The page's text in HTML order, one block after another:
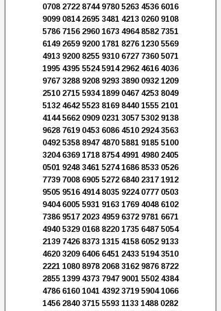
0708 2722 8744 9780 5263 4536 6016
9099 0814 2695 3481 4213 0260 9108
5786 7156 2960 1673 4964 8582 7351
6149 2659 9200 1781 8276 1230 5569
4913 9200 8255 9310 6727 7360 5071
1995 4395 5524 5914 2962 4616 4036
9767 3288 9208 9293 3890 0932 1209
2510 2715 5934 1899 0467 4253 8049
5132 4642 5523 8169 8440 1555 2101
4144 5662 0909 0231 3057 5302 9138
9628 7619 0453 6086 4510 2924 3563
0492 5358 8947 4870 5881 9185 5100
3204 6369 1718 8754 4991 4980 2405
0501 9248 3461 5274 1686 8533 0526
7739 7008 6905 5272 6840 2317 1912
9505 9516 4914 8035 9224 0777 0503
9404 6005 5931 9163 1769 4048 6102
7386 9517 2023 4959 6372 9781 6671
4940 5329 0168 8220 1735 6487 5054
2139 7426 8373 1315 4158 6052 9133
4620 3209 6406 6451 2433 5194 3510
2221 1080 8978 2068 3162 9876 8722
2855 1399 4373 7947 9001 5502 4384
4786 6160 1041 4392 3719 5904 1066
1456 2840 3715 5593 1133 1488 0282